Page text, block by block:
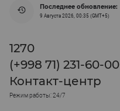
Последнее обновление:
9 Августа 2026, 00:35 (GMT+5)
1270
(+998 71) 231-60-00
Контакт-центр
Режим работы: 24/7